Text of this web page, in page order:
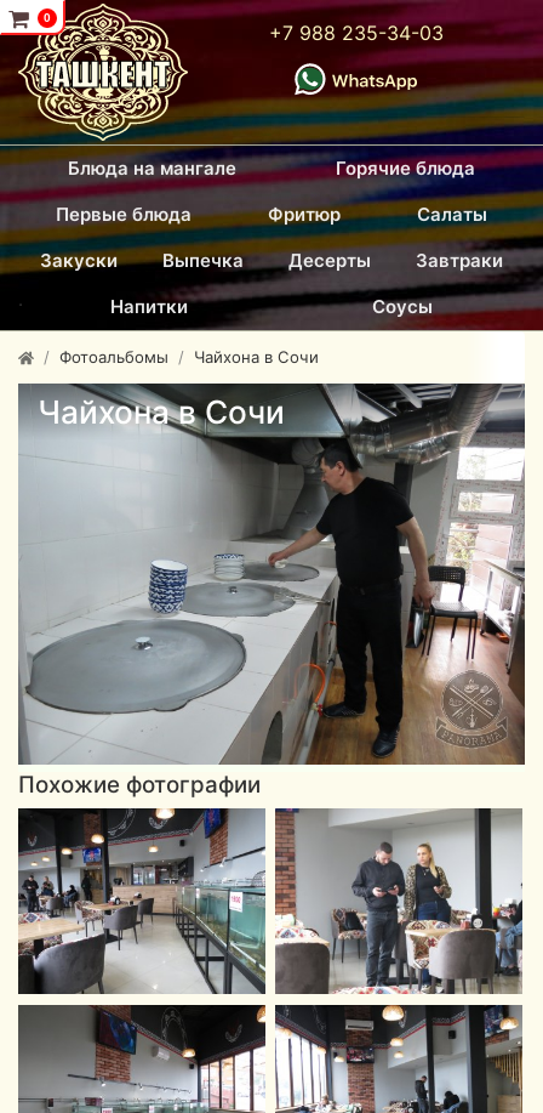
...
+7 988 235-34-03
Блюда на мангале
Горячие блюда
Первые блюда
Фритюр
Салаты
Закуски
Выпечка Десерты
Завтраки
Напитки
Соусы
Фотоальбомы Чайхона в Сочи
.
Чайхона в Сочи
Похожие фотографии
0